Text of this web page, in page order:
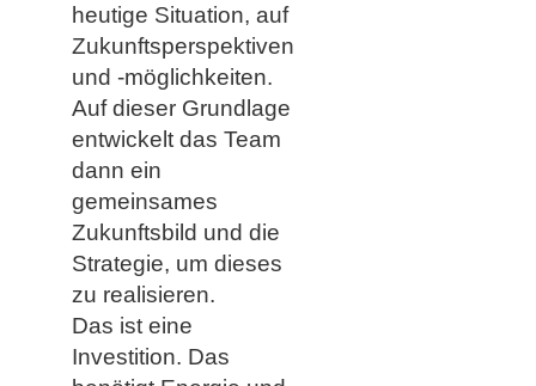
heutige Situation, auf
Zukunftsperspektiven
und -möglichkeiten.
Auf dieser Grundlage
entwickelt das Team
dann ein
gemeinsames
Zukunftsbild und die
Strategie, um dieses
zu realisieren.
Das ist eine
Investition. Das